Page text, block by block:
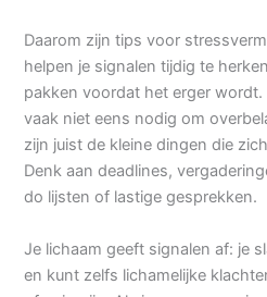
Daarom zijn tips voor
helpen je signalen tijdig te
pakken voordat het erger
vaak niet eens nodig om
zijn juist de kleine dingen die
Denk aan deadlines,
do lijsten of lastige gesprekken.
Je lichaam geeft signalen af: je
en kunt zelfs lichamelijke